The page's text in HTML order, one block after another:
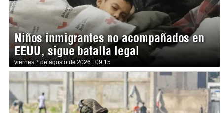
Niños inmigrantes no acompañados en
EEUU, sigue batalla legal
viernes 7 de agosto de 2026 | 09:15